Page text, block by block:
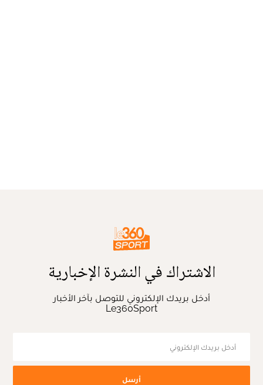
الاشتراك في النشرة الإخبارية
أدخل بريدك الإلكتروني للتوصل بآخر الأخبار
Le360Sport
أرسل